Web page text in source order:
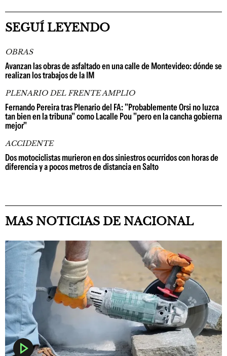
SEGUÍ LEYENDO
OBRAS
Avanzan las obras de asfaltado en una calle de Montevideo: dónde se
realizan los trabajos de la IM
PLENARIO DEL FRENTE AMPLIO
Fernando Pereira tras Plenario del FA: "Probablemente Orsi no luzca
tan bien en la tribuna" como Lacalle Pou "pero en la cancha gobierna
mejor"
ACCIDENTE
Dos motociclistas murieron en dos siniestros ocurridos con horas de
diferencia y a pocos metros de distancia en Salto
MAS NOTICIAS DE NACIONAL